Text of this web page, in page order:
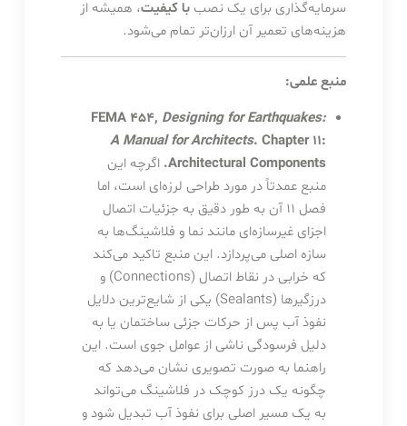
سرمایه‌گذاری برای یک نصب با کیفیت، همیشه از
هزینه‌های تعمیر آن ارزان‌تر تمام می‌شود.
منبع علمی:
FEMA 454, Designing for Earthquakes:
A Manual for Architects. Chapter 11:
Architectural Components. اگرچه این
منبع عمدتاً در مورد طراحی لرزه‌ای است، اما
فصل ۱۱ آن به طور دقیق به جزئیات اتصال
اجزای غیرسازه‌ای مانند نما و فلاشینگ‌ها به
سازه اصلی می‌پردازد. این منبع تاکید می‌کند
که خرابی در نقاط اتصال (Connections) و
درزگیرها (Sealants) یکی از شایع‌ترین دلایل
نفوذ آب پس از حرکات جزئی ساختمان یا به
دلیل فرسودگی ناشی از عوامل جوی است. این
راهنما به صورت تصویری نشان می‌دهد که
چگونه یک درز کوچک در فلاشینگ می‌تواند
به یک مسیر اصلی برای نفوذ آب تبدیل شود و